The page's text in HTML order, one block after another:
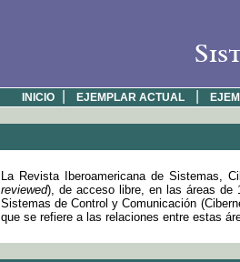
INICIO EJEMPLAR ACTUAL
La Revista Iberoamericana de Sistemas,
reviewed), de acceso libre, en las áreas de
Sistemas de Control y Comunicación
que se refiere a las relaciones entre estas